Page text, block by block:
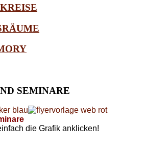
SEMINARE
die Grafik anklicken!